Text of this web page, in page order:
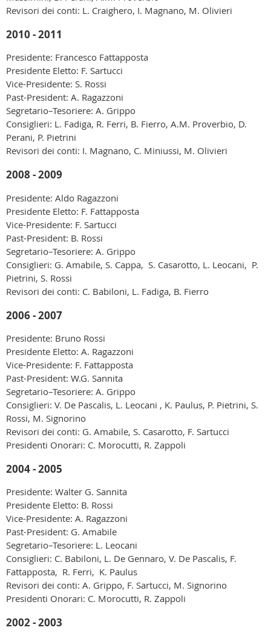
Revisori dei conti: L. Craighero, I. Magnano, M. Olivieri
2010 - 2011
Presidente: Francesco Fattapposta
Presidente Eletto: F. Sartucci
Vice-Presidente: S. Rossi
Past-President: A. Ragazzoni
Segretario–Tesoriere: A. Grippo
Consiglieri: L. Fadiga, R. Ferri, B. Fierro, A.M. Proverbio, D.
Perani, P. Pietrini
Revisori dei conti: I. Magnano, C. Miniussi, M. Olivieri
2008 - 2009
Presidente: Aldo Ragazzoni
Presidente Eletto: F. Fattapposta
Vice-Presidente: F. Sartucci
Past-President: B. Rossi
Segretario–Tesoriere: A. Grippo
Consiglieri: G. Amabile, S. Cappa, S. Casarotto, L. Leocani, P.
Pietrini, S. Rossi
Revisori dei conti: C. Babiloni, L. Fadiga, B. Fierro
2006 - 2007
Presidente: Bruno Rossi
Presidente Eletto: A. Ragazzoni
Vice-Presidente: F. Fattapposta
Past-President: W.G. Sannita
Segretario–Tesoriere: A. Grippo
Consiglieri: V. De Pascalis, L. Leocani , K. Paulus, P. Pietrini, S.
Rossi, M. Signorino
Revisori dei conti: G. Amabile, S. Casarotto, F. Sartucci
Presidenti Onorari: C. Morocutti, R. Zappoli
2004 - 2005
Presidente: Walter G. Sannita
Presidente Eletto: B. Rossi
Vice-Presidente: A. Ragazzoni
Past-President: G. Amabile
Segretario–Tesoriere: L. Leocani
Consiglieri: C. Babiloni, L. De Gennaro, V. De Pascalis, F.
Fattapposta, R. Ferri, K. Paulus
Revisori dei conti: A. Grippo, F. Sartucci, M. Signorino
Presidenti Onorari: C. Morocutti, R. Zappoli
2002 - 2003